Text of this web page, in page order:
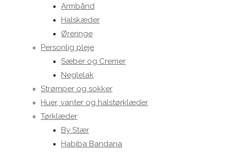
Armbånd
Halskæder
Øreringe
Personlig pleje
Sæber og Cremer
Neglelak
Strømper og sokker
Huer, vanter og halstørklæder
Tørklæder
By Stær
Habiba Bandana